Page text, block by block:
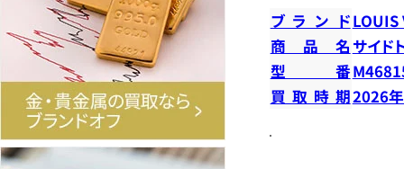
ブランドLOUIS
商品名 サイド
型番
買取時期2026